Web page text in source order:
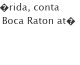
conta
Raton at�